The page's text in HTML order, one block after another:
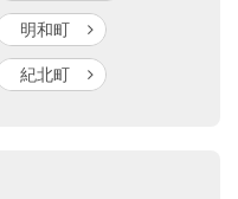
明和町
紀北町